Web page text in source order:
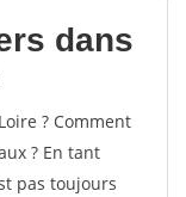
dans
? Comment
? En tant
pas toujours